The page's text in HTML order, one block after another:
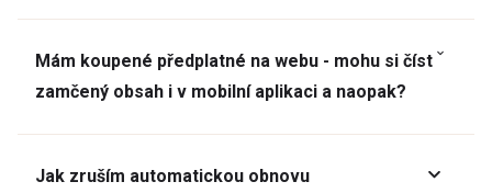
Mám koupené předplatné na webu - mohu si číst
zamčený obsah i v mobilní aplikaci a naopak?
Jak zruším automatickou obnovu